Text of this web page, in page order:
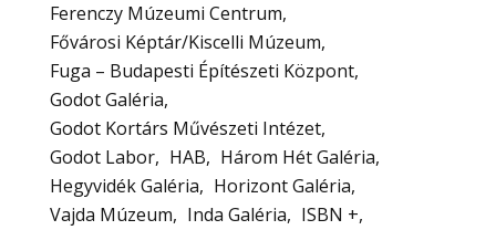
Ferenczy Múzeumi Centrum
Fővárosi Képtár/Kiscelli Múzeum
Fuga – Budapesti Építészeti Központ
Godot Galéria
Godot Kortárs Művészeti Intézet
Godot Labor
HAB
Három Hét Galéria
Hegyvidék Galéria
Horizont Galéria
Vajda Múzeum
Inda Galéria
ISBN +